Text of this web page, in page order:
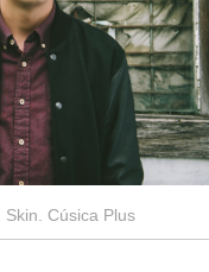
Skin. Cúsica Plus